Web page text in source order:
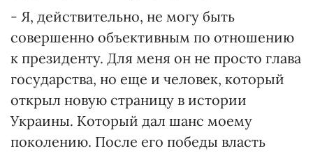
- Я, действительно, не могу быть
совершенно объективным по отношению
к президенту. Для меня он не просто глава
государства, но еще и человек, который
открыл новую страницу в истории
Украины. Который дал шанс моему
поколению. После его победы власть